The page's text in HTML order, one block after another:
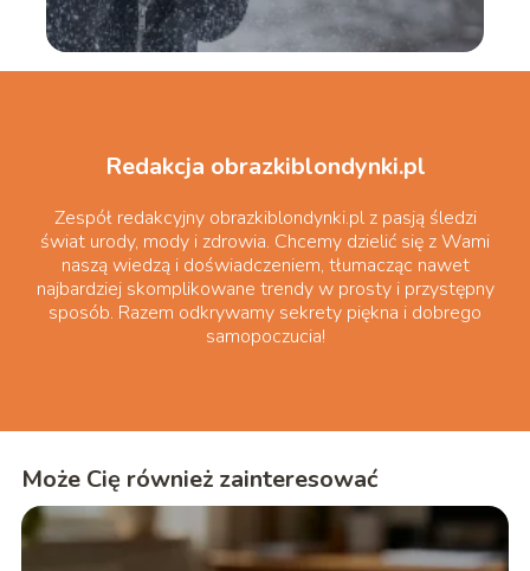
Redakcja obrazkiblondynki.pl
Zespół redakcyjny obrazkiblondynki.pl z pasją śledzi
świat urody, mody i zdrowia. Chcemy dzielić się z Wami
naszą wiedzą i doświadczeniem, tłumacząc nawet
najbardziej skomplikowane trendy w prosty i przystępny
sposób. Razem odkrywamy sekrety piękna i dobrego
samopoczucia!
Może Cię również zainteresować